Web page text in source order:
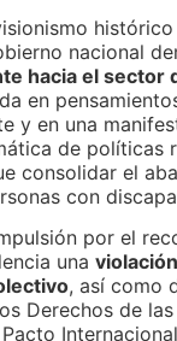
nacional
hacia el sector
en
y en una
de políticas
consolidar el
con
por el
una
, así como
Derechos de